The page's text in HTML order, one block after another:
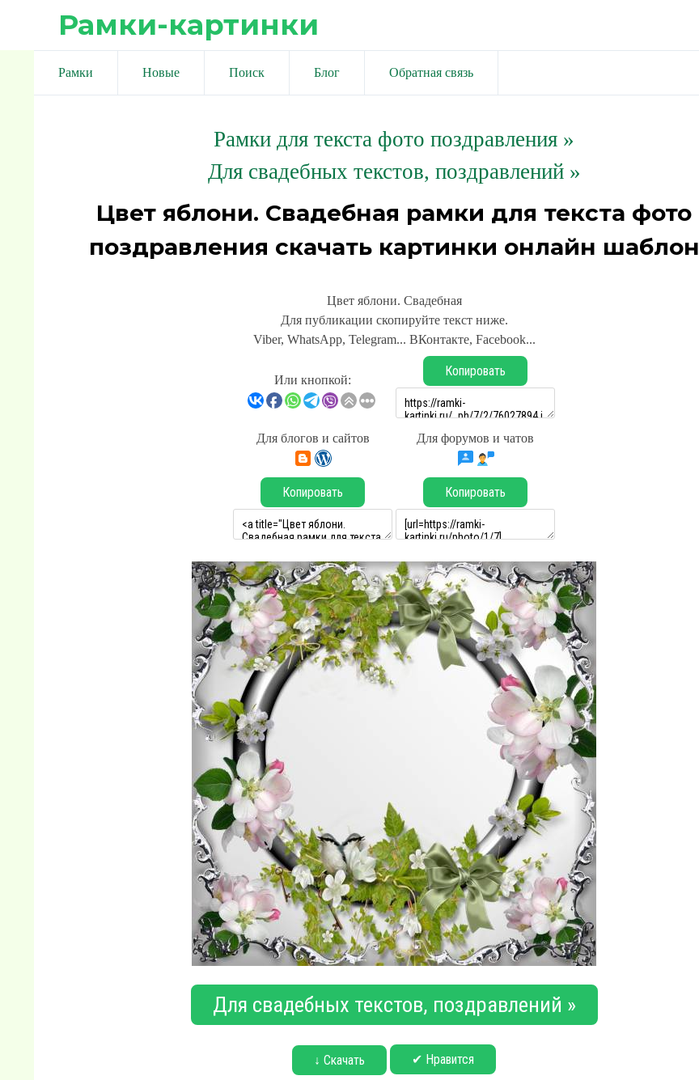
Рамки-картинки
Рамки Новые Поиск Блог Обратная связь
Рамки для текста фото поздравления »
Для свадебных текстов, поздравлений »
Цвет яблони. Свадебная рамки для текста фото
поздравления скачать картинки онлайн шаблон
Цвет яблони. Свадебная
Для публикации скопируйте текст ниже.
Viber, WhatsApp, Telegram... ВКонтакте, Facebook...
Или кнопкой:
Копировать
Для блогов и сайтов Для форумов и чатов
Копировать Копировать
Для свадебных текстов, поздравлений »
↓ Скачать ✔ Нравится